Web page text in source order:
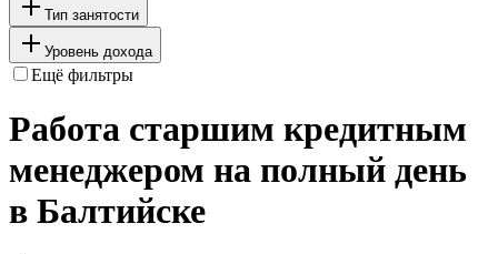
Тип занятости
Уровень дохода
Ещё фильтры
Работа старшим кредитным
менеджером на полный день
в Балтийске